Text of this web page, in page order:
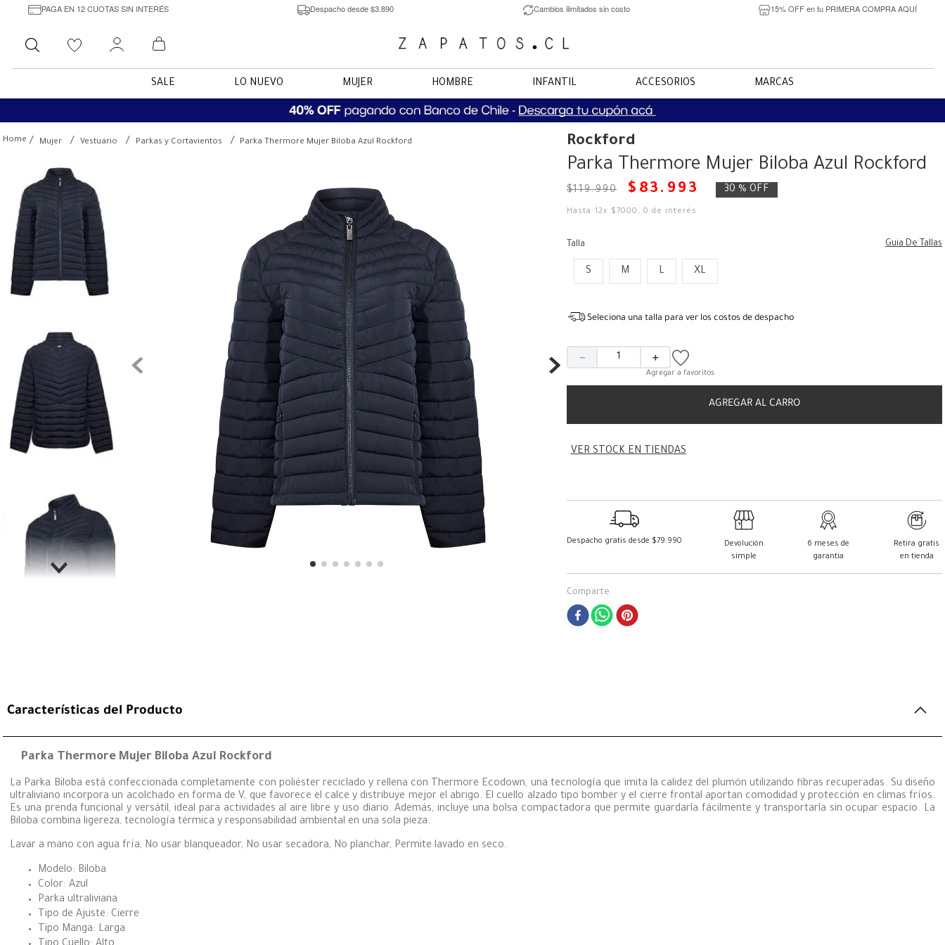
PAGA EN 12 CUOTAS SIN INTERÉS Despacho desde $3.890 Cambios ilimitados sin costo 15% OFF en tu PRIMERA COMPRA AQUÍ
Buscar
SALE LO NUEVO MUJER HOMBRE INFANTIL ACCESORIOS MARCAS
Mujer Vestuario Parkas y Cortavientos Parka Thermore Mujer Biloba Azul Rockford Rockford
Parka Thermore Mujer Biloba Azul Rockford
$119.990 $ 83 . 993 30 % OFF
Hasta 12x $ 7000 ,0 de interés
Talla Guia De Tallas
S M L XL
Seleciona una talla para ver los costos de despacho
＋
－
AGREGAR AL CARRO
VER STOCK EN TIENDAS
Despacho gratis desde $79.990
Devolución
simple
6 meses de
garantía
Retira gratis
en tienda
Comparte
Características del Producto
Parka Thermore Mujer Biloba Azul Rockford
La Parka Biloba está confeccionada completamente con poliéster reciclado y rellena con Thermore Ecodown, una tecnología que imita la calidez del plumón utilizando fibras recuperadas. Su diseño
ultraliviano incorpora un acolchado en forma de V, que favorece el calce y distribuye mejor el abrigo. El cuello alzado tipo bomber y el cierre frontal aportan comodidad y protección en climas fríos.
Es una prenda funcional y versátil, ideal para actividades al aire libre y uso diario. Además, incluye una bolsa compactadora que permite guardarla fácilmente y transportarla sin ocupar espacio. La
Biloba combina ligereza, tecnología térmica y responsabilidad ambiental en una sola pieza.
Lavar a mano con agua fría, No usar blanqueador, No usar secadora, No planchar, Permite lavado en seco.
Modelo: Biloba
Color: Azul
Parka ultraliviana
Tipo de Ajuste: Cierre
Tipo Manga: Larga